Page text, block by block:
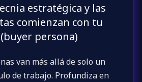
estratégica y las
comienzan con tu
persona)
van más allá de solo un
de trabajo. Profundiza en